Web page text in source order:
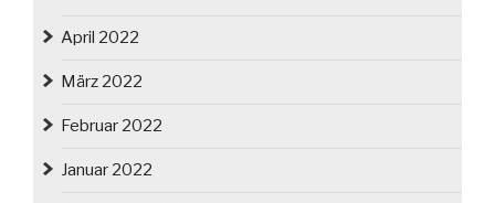
April 2022
März 2022
Februar 2022
Januar 2022